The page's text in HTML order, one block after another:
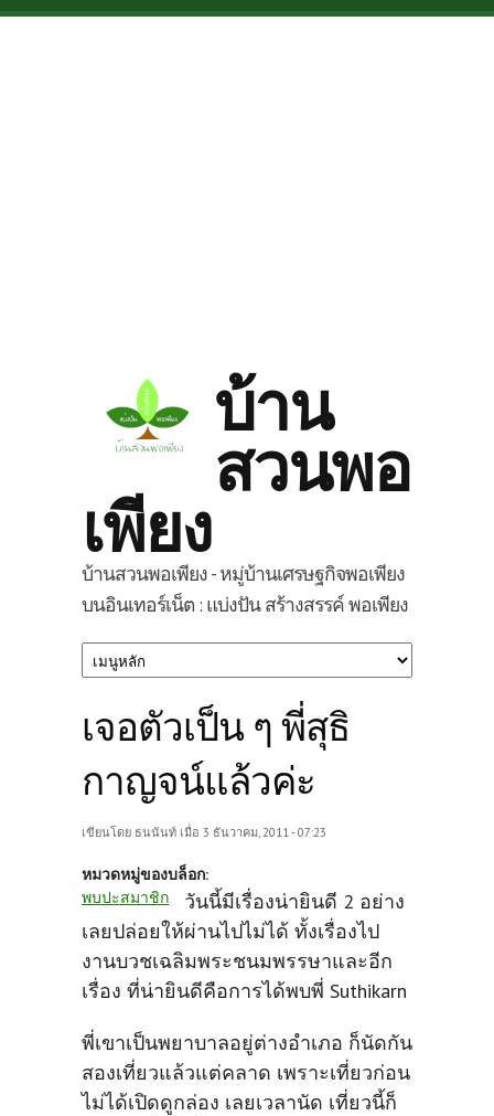
Skip to main content
บ้าน
สวนพอ
เพียง
บ้านสวนพอเพียง - หมู่บ้านเศรษฐกิจพอเพียง
บนอินเทอร์เน็ต : แบ่งปัน สร้างสรรค์ พอเพียง
เจอตัวเป็น ๆ พี่สุธิ
กาญจน์แล้วค่ะ
เขียนโดย ธนนันท์ เมื่อ 3 ธันวาคม, 2011 - 07:23
หมวดหมู่ของบล็อก:
พบปะสมาชิก
วันนี้มีเรื่องน่ายินดี 2 อย่าง
เลยปล่อยให้ผ่านไปไม่ได้ ทั้งเรื่องไป
งานบวชเฉลิมพระชนมพรรษาและอีก
เรื่อง ที่น่ายินดีคือการได้พบพี่ Suthikarn
พี่เขาเป็นพยาบาลอยู่ต่างอำเภอ ก็นัดกัน
สองเที่ยวแล้วแต่คลาด เพราะเที่ยวก่อน
ไม่ได้เปิดดูกล่อง เลยเวลานัด เที่ยวนี้ก็